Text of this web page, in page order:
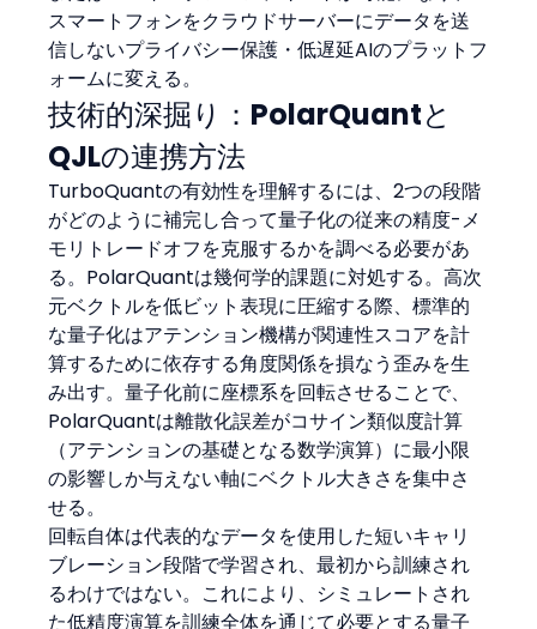
スマートフォンをクラウドサーバーにデータを送
信しないプライバシー保護・低遅延AIのプラットフ
ォームに変える。
技術的深掘り：PolarQuantと
QJLの連携方法
TurboQuantの有効性を理解するには、2つの段階
がどのように補完し合って量子化の従来の精度-メ
モリトレードオフを克服するかを調べる必要があ
る。PolarQuantは幾何学的課題に対処する。高次
元ベクトルを低ビット表現に圧縮する際、標準的
な量子化はアテンション機構が関連性スコアを計
算するために依存する角度関係を損なう歪みを生
み出す。量子化前に座標系を回転させることで、
PolarQuantは離散化誤差がコサイン類似度計算
（アテンションの基礎となる数学演算）に最小限
の影響しか与えない軸にベクトル大きさを集中さ
せる。
回転自体は代表的なデータを使用した短いキャリ
ブレーション段階で学習され、最初から訓練され
るわけではない。これにより、シミュレートされ
た低精度演算を訓練全体を通じて必要とする量子